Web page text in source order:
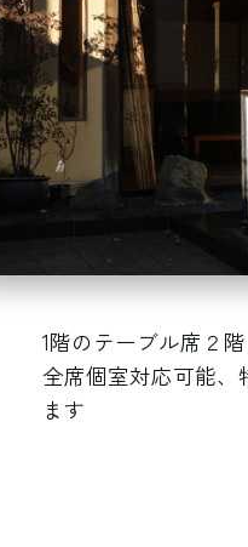
1階のテーブル席２
全席個室対応可能、
ます